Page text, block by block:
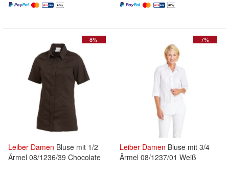
- 8%
Leiber Damen Bluse mit 1/2
Ärmel 08/1236/39 Chocolate
- 7%
Leiber Damen Bluse mit 3/4
Ärmel 08/1237/01 Weiß